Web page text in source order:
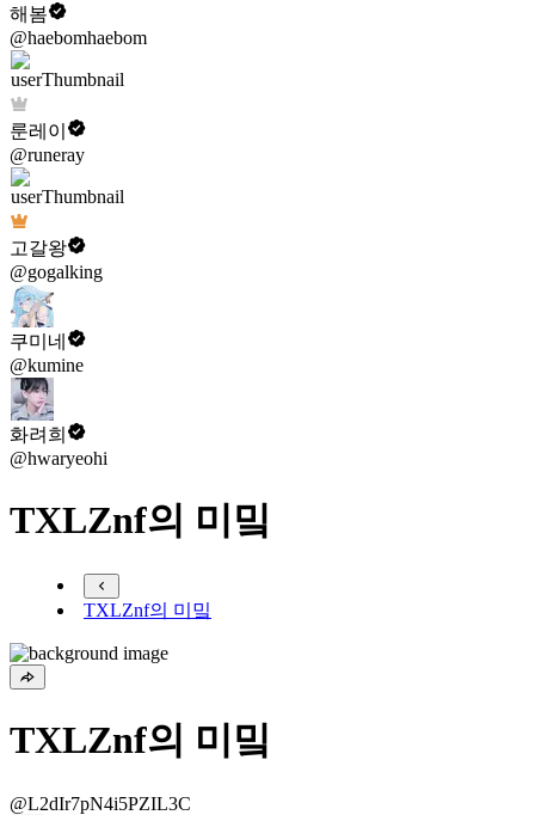
해봄
@haebomhaebom
룬레이
@runeray
고갈왕
@gogalking
쿠미네
@kumine
화려희
@hwaryeohi
TXLZnf의 미밐
TXLZnf의 미밐
TXLZnf의 미밐
@L2dIr7pN4i5PZIL3C